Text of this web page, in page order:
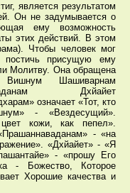
является результатом
Он не задумывается о
ему возможность
этих действий. В этом
Чтобы человек мог
постичь присущую ему
Молитву. Она обращена
Шашиварнам
Дхйайет
означает «Тот, кто
- «Вездесущий».
кожи, как пепел».
- «на
«Дхйайет» - «Я
- «прошу Его
- Божество, Которое
Хорошие качества и